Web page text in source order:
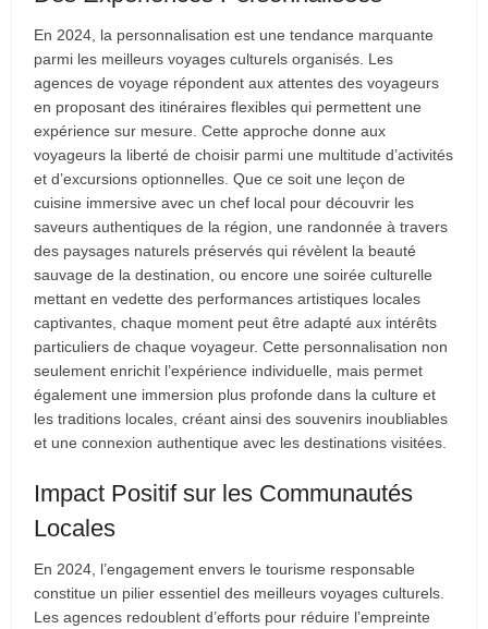
En 2024, la personnalisation est une tendance marquante
parmi les meilleurs voyages culturels organisés. Les
agences de voyage répondent aux attentes des voyageurs
en proposant des itinéraires flexibles qui permettent une
expérience sur mesure. Cette approche donne aux
voyageurs la liberté de choisir parmi une multitude d’activités
et d’excursions optionnelles. Que ce soit une leçon de
cuisine immersive avec un chef local pour découvrir les
saveurs authentiques de la région, une randonnée à travers
des paysages naturels préservés qui révèlent la beauté
sauvage de la destination, ou encore une soirée culturelle
mettant en vedette des performances artistiques locales
captivantes, chaque moment peut être adapté aux intérêts
particuliers de chaque voyageur. Cette personnalisation non
seulement enrichit l’expérience individuelle, mais permet
également une immersion plus profonde dans la culture et
les traditions locales, créant ainsi des souvenirs inoubliables
et une connexion authentique avec les destinations visitées.
Impact Positif sur les Communautés
Locales
En 2024, l’engagement envers le tourisme responsable
constitue un pilier essentiel des meilleurs voyages culturels.
Les agences redoublent d’efforts pour réduire l’empreinte